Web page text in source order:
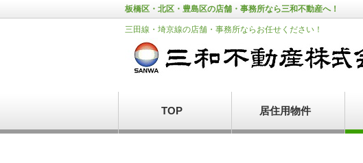
板橋区・北区・豊島区の店舗・事務所なら三和不動産へ！
三田線・埼京線の店舗・事務所ならお任せください！
TOP 居住用物件